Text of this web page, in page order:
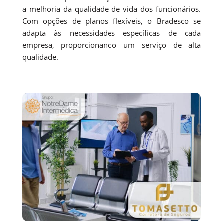
a melhoria da qualidade de vida dos funcionários.
Com opções de planos flexíveis, o Bradesco se
adapta às necessidades específicas de cada
empresa, proporcionando um serviço de alta
qualidade.